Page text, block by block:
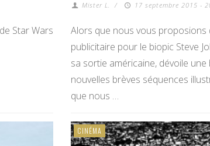
Star Wars
Mister L. / 17 septembre 2015 -
Alors que nous vous proposions
publicitaire pour le biopic Steve
sa sortie américaine, dévoile
nouvelles brèves séquences
que nous …
CINÉMA